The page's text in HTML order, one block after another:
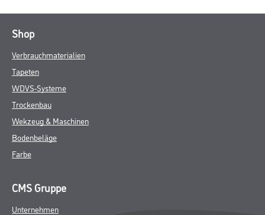
Shop
Verbrauchmaterialien
Tapeten
WDVS-Systeme
Trockenbau
Wekzeug & Maschinen
Bodenbeläge
Farbe
CMS Gruppe
Unternehmen